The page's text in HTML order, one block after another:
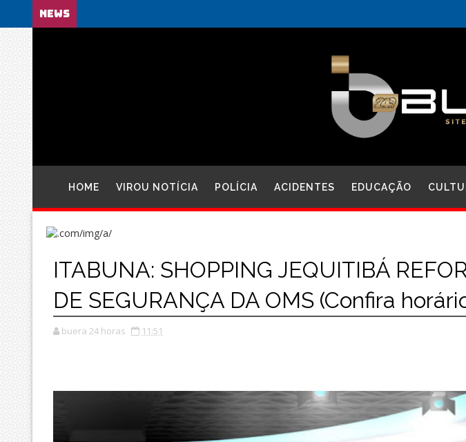
NEWS
HOME VIROU NOTÍCIA POLÍCIA ACIDENTES EDUCAÇÃO
ITABUNA: SHOPPING JEQUITIBÁ
DE SEGURANÇA DA OMS (Confira
buera 24 horas 11:51